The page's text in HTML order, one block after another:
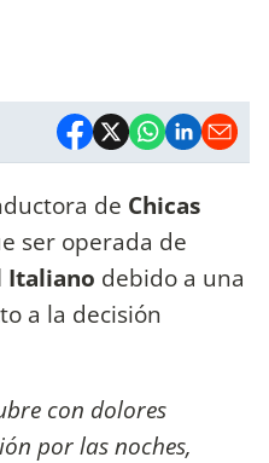
de Chicas
ser operada de
Italiano debido a una
a la decisión
con dolores
por las noches,